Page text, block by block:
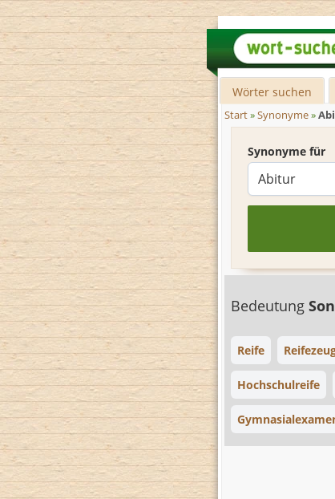
Wörter suchen
Start»Synonyme»
Synonyme für
Bedeutung
Reife
Hochschulreife